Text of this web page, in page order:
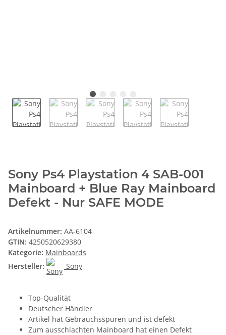
Sony Ps4 Playstation 4 SAB-001
Mainboard + Blue Ray Mainboard
Defekt - Nur SAFE MODE
Artikelnummer: AA-6104
GTIN: 4250520629380
Kategorie: Mainboards
Hersteller:
Sony
Top-Qualität
Deutscher Händler
Artikel hat Gebrauchsspuren und ist defekt
Zum ausschlachten Mainboard hat einen Defekt